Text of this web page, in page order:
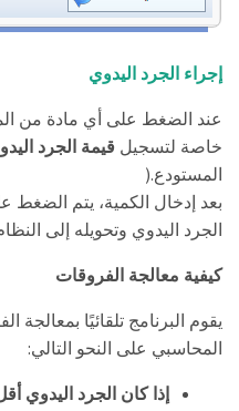
إجراء الجرد اليدوي
عند الضغط على أي مادة من
خاصة لتسجيل قيمة الجرد
المستودع).
بعد إدخال الكمية، يتم الضغط
الجرد اليدوي وتحويله إلى
كيفية معالجة الفروقات
يقوم البرنامج تلقائيًا بمعالجة
المحاسبي على النحو التالي:
إذا كان الجرد اليدوي